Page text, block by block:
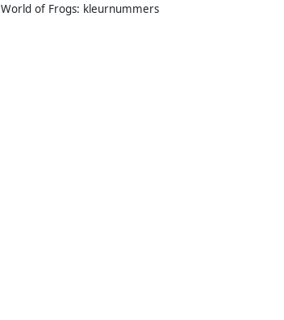
World of Frogs: kleurnummers